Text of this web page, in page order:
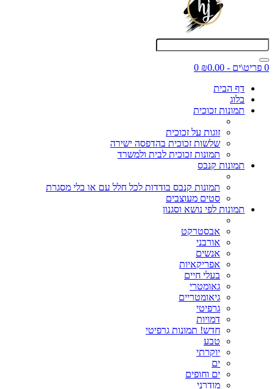
0 פריט\ים - ₪0.00
0
דף הבית
בלוג
תמונות זכוכית
זוגות על זכוכית
שלשות זכוכית בהדפסה ישירה
תמונות זכוכית לבית ולמשרד
תמונות קנבס
תמונות קנבס בודדות לכל חלל עם או בלי מסגרת
סטים מעוצבים
תמונות לפי נושא וסגנון
אבסטרקט
אורבני
אנשים
אפריקאיות
בעלי חיים
גאומטרי
גיאומטריים
גרפיטי
דמויות
חדש! תמונות גרפיטי
טבע
יוקרתי
ים
ים וחופים
מודרני